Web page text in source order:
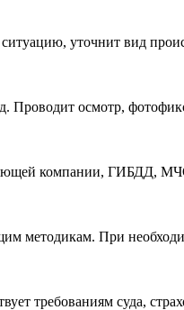
уточнит вид
Проводит осмотр,
компании, ГИБДД,
методикам. При
требованиям суда,